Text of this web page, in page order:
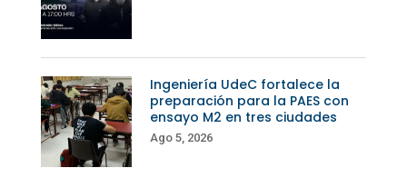
Ingeniería UdeC fortalece la
preparación para la PAES con
ensayo M2 en tres ciudades
Ago 5, 2026